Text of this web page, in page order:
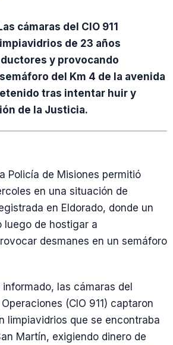
cámaras del CIO 911
de 23 años
y provocando
del Km 4 de la avenida
tras intentar huir y
de la Justicia.
Policía de Misiones permitió
en una situación de
en Eldorado, donde un
luego de hostigar a
desmanes en un semáforo
las cámaras del
(CIO 911) captaron
limpiavidrios que se encontraba
Martín, exigiendo dinero de